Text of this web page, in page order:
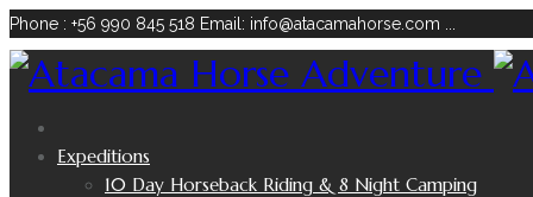
Phone : +56 990 845 518 Email: info@atacamahorse.com
Expeditions
10 Day Horseback Riding & 8 Night Camping